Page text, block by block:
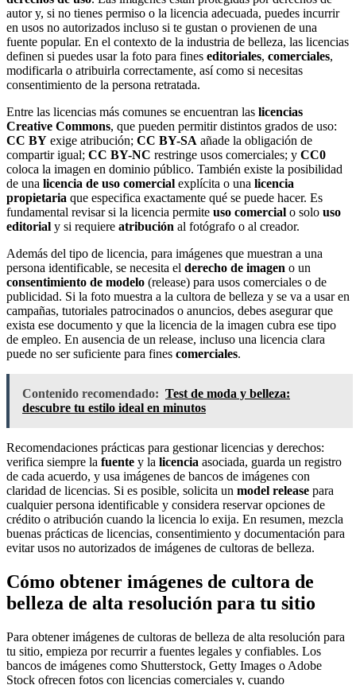
autor y, si no tienes permiso o la licencia adecuada, puedes incurrir
en usos no autorizados incluso si te gustan o provienen de una
fuente popular. En el contexto de la industria de belleza, las licencias
definen si puedes usar la foto para fines editoriales, comerciales,
modificarla o atribuirla correctamente, así como si necesitas
consentimiento de la persona retratada.
Entre las licencias más comunes se encuentran las licencias
Creative Commons, que pueden permitir distintos grados de uso:
CC BY exige atribución; CC BY-SA añade la obligación de
compartir igual; CC BY-NC restringe usos comerciales; y CC0
coloca la imagen en dominio público. También existe la posibilidad
de una licencia de uso comercial explícita o una licencia
propietaria que especifica exactamente qué se puede hacer. Es
fundamental revisar si la licencia permite uso comercial o solo uso
editorial y si requiere atribución al fotógrafo o al creador.
Además del tipo de licencia, para imágenes que muestran a una
persona identificable, se necesita el derecho de imagen o un
consentimiento de modelo (release) para usos comerciales o de
publicidad. Si la foto muestra a la cultora de belleza y se va a usar en
campañas, tutoriales patrocinados o anuncios, debes asegurar que
exista ese documento y que la licencia de la imagen cubra ese tipo
de empleo. En ausencia de un release, incluso una licencia clara
puede no ser suficiente para fines comerciales.
Contenido recomendado: Test de moda y belleza:
descubre tu estilo ideal en minutos
Recomendaciones prácticas para gestionar licencias y derechos:
verifica siempre la fuente y la licencia asociada, guarda un registro
de cada acuerdo, y usa imágenes de bancos de imágenes con
claridad de licencias. Si es posible, solicita un model release para
cualquier persona identificable y considera reservar opciones de
crédito o atribución cuando la licencia lo exija. En resumen, mezcla
buenas prácticas de licencias, consentimiento y documentación para
evitar usos no autorizados de imágenes de cultoras de belleza.
Cómo obtener imágenes de cultora de
belleza de alta resolución para tu sitio
Para obtener imágenes de cultoras de belleza de alta resolución para
tu sitio, empieza por recurrir a fuentes legales y confiables. Los
bancos de imágenes como Shutterstock, Getty Images o Adobe
Stock ofrecen fotos con licencias comerciales y, cuando